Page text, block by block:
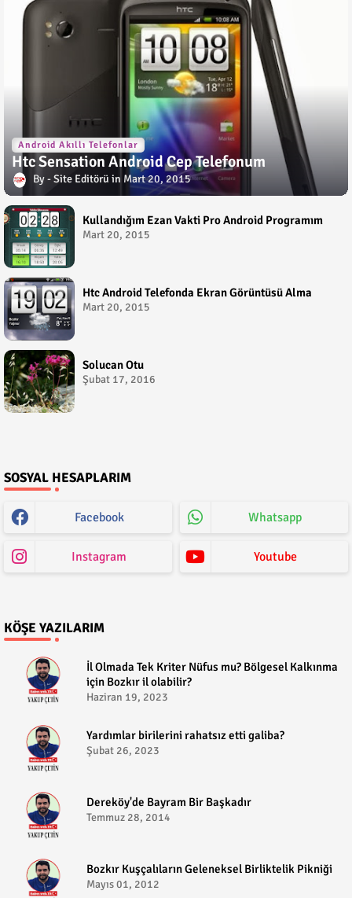
Android Akıllı Telefonlar
Htc Sensation Android Cep Telefonum
Site Editörü Mart 20, 2015
Kullandığım Ezan Vakti Pro Android Programım
Mart 20, 2015
Htc Android Telefonda Ekran Görüntüsü Alma
Mart 20, 2015
Solucan Otu
Şubat 17, 2016
SOSYAL HESAPLARIM
Facebook Whatsapp
Instagram Youtube
KÖŞE YAZILARIM
​İl Olmada Tek Kriter Nüfus mu? Bölgesel Kalkınma
için Bozkır il olabilir?
Haziran 19, 2023
​Yardımlar birilerini rahatsız etti galiba?
Şubat 26, 2023
Dereköy'de Bayram Bir Başkadır
Temmuz 28, 2014
Bozkır Kuşçalıların Geleneksel Birliktelik Pikniği
Mayıs 01, 2012